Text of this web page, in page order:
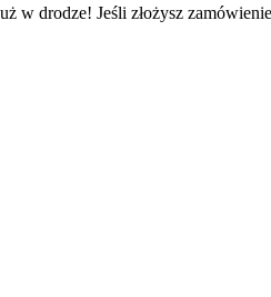
drodze! Jeśli złożysz